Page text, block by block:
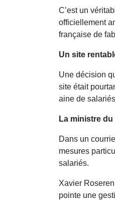
C’est un
officiellement
française de
Un site
Une décision
site était
aine de
La ministre
Dans un
mesures
salariés.
Xavier
pointe une